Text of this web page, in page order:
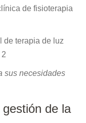
de fisioterapia
sus necesidades
de la